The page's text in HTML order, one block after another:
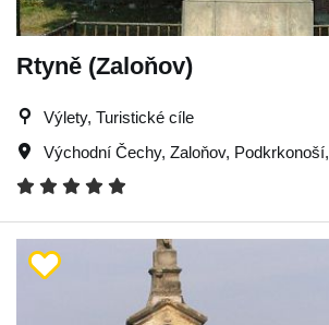
Rtyně (Zaloňov)
Výlety, Turistické cíle
Východní Čechy, Zaloňov, Podkrkonoší,